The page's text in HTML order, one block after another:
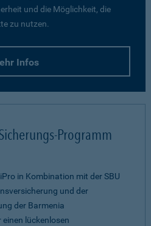
und die Möglichkeit, die
zu nutzen.
Infos
Programm
in Kombination mit der SBU
und der
der Barmenia
lückenlosen